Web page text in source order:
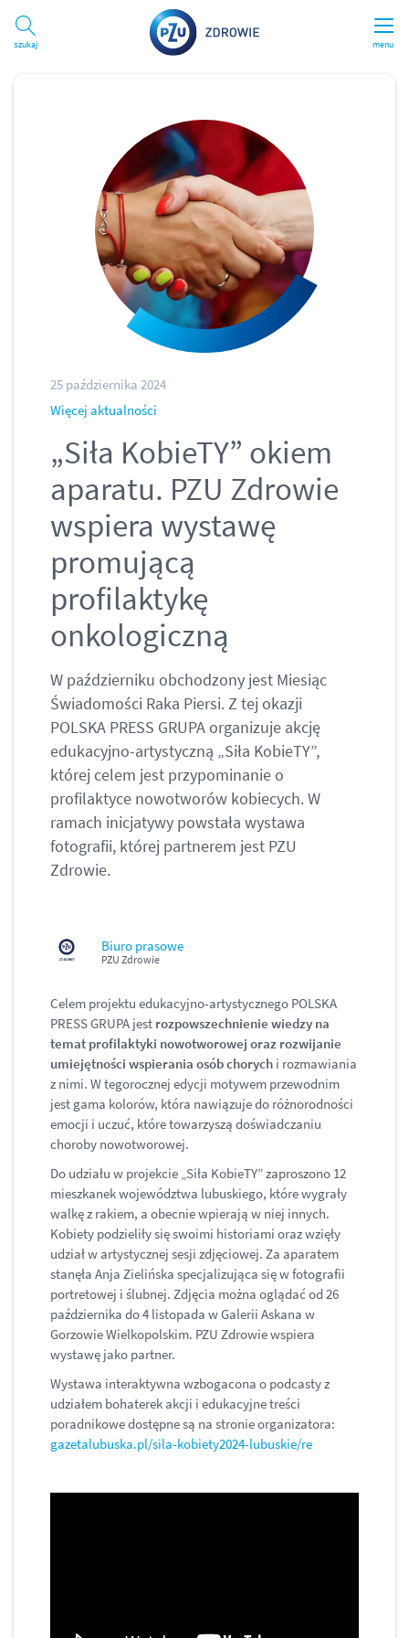
menu
Szukaj
25 października 2024
Więcej aktualności
„Siła KobieTY” okiem
aparatu. PZU Zdrowie
wspiera wystawę
promującą
profilaktykę
onkologiczną
Biuro prasowe
PZU Zdrowie
W październiku obchodzony jest Miesiąc
Świadomości Raka Piersi. Z tej okazji
POLSKA PRESS GRUPA organizuje akcję
edukacyjno-artystyczną „Siła KobieTY”,
której celem jest przypominanie o
profilaktyce nowotworów kobiecych. W
ramach inicjatywy powstała wystawa
fotografii, której partnerem jest PZU
Zdrowie.
Celem projektu edukacyjno-artystycznego POLSKA
PRESS GRUPA jest rozpowszechnienie wiedzy na
temat profilaktyki nowotworowej oraz rozwijanie
umiejętności wspierania osób chorych i rozmawiania
z nimi. W tegorocznej edycji motywem przewodnim
jest gama kolorów, która nawiązuje do różnorodności
emocji i uczuć, które towarzyszą doświadczaniu
choroby nowotworowej.
Do udziału w projekcie „Siła KobieTY” zaproszono 12
mieszkanek województwa lubuskiego, które wygrały
walkę z rakiem, a obecnie wpierają w niej innych.
Kobiety podzieliły się swoimi historiami oraz wzięły
udział w artystycznej sesji zdjęciowej. Za aparatem
stanęła Anja Zielińska specjalizująca się w fotografii
portretowej i ślubnej. Zdjęcia można oglądać od 26
października do 4 listopada w Galerii Askana w
Gorzowie Wielkopolskim. PZU Zdrowie wspiera
wystawę jako partner.
Wystawa interaktywna wzbogacona o podcasty z
udziałem bohaterek akcji i edukacyjne treści
poradnikowe dostępne są na stronie organizatora:
gazetalubuska.pl/sila-kobiety2024-lubuskie/re